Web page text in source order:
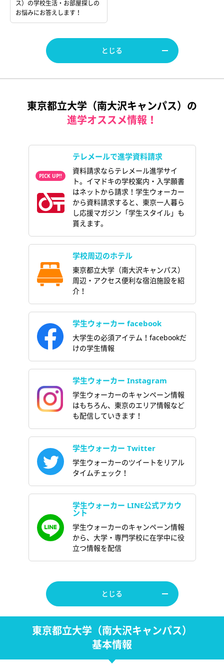
ス）の学校生活・お部屋探しの
お悩みにお答えします！
とじる
東京都立大学（南大沢キャンパス）の
進学オススメ情報！
テレメールで進学資料請求
資料請求ならテレメール進学サイ
ト。イマドキの学校案内・入学願書
はネットから請求！学生ウォーカー
から資料請求すると、東京一人暮ら
し応援マガジン「学生スタイル」も
貰えます。
学校周辺のホテル
東京都立大学（南大沢キャンパス）
周辺・アクセス便利な宿泊施設を紹
介！
学生ウォーカー facebook
大学生の必須アイテム！facebookだ
けの学生情報
学生ウォーカー Instagram
学生ウォーカーのキャンペーン情報
はもちろん、東京のエリア情報など
も配信していきます！
学生ウォーカー Twitter
学生ウォーカーのツイートをリアル
タイムチェック！
学生ウォーカー LINE公式アカウ
ント
学生ウォーカーのキャンペーン情報
から、大学・専門学校に在学中に役
立つ情報を配信
とじる
東京都立大学（南大沢キャンパス）
基本情報